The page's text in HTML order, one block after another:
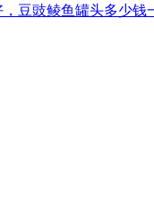
豆豉鲮鱼罐头多少钱